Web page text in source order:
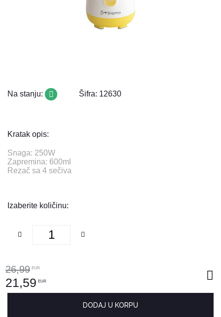
Na stanju: Šifra: 12630
Kratak opis:
Snaga: 250W
Zapremina: 600ml
Rezač sa 4 sečiva
Izaberite količinu:
26,99 EUR
21,59 EUR
DODAJ U KORPU